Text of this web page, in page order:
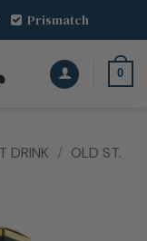
Prismatch
0
DRINK / OLD ST.